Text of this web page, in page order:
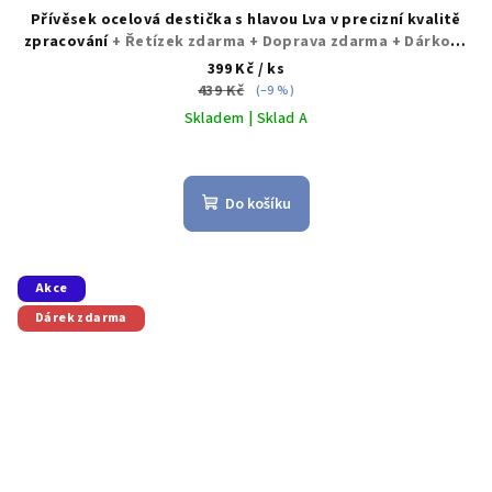
Přívěsek ocelová destička s hlavou Lva v precizní kvalitě
zpracování + Řetízek zdarma + Doprava zdarma + Dárkové
balení zdarma
399 Kč / ks
439 Kč
(–9 %)
Skladem | Sklad A
hodnocení
produktu
Do košíku
Akce
Dárek zdarma